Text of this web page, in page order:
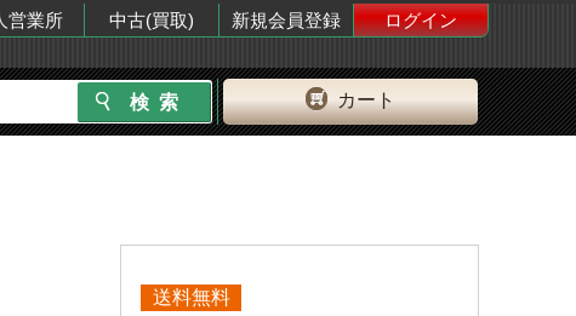
営業所 中古(買取) 新規会員登録
ログイン
カート
送料無料